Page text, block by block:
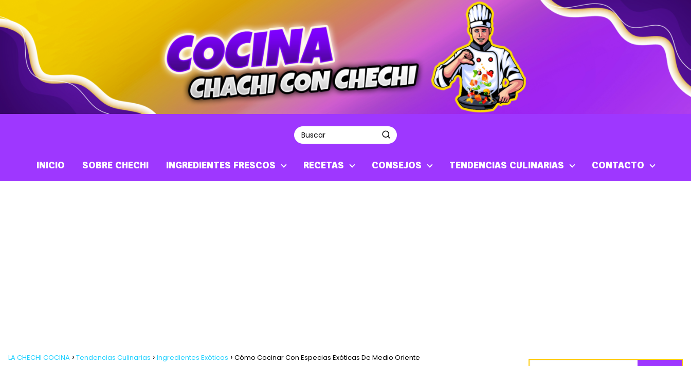
INICIO SOBRE CHECHI INGREDIENTES FRESCOS RECETAS CONSEJOS TENDENCIAS CULINARIAS CONTACTO
LA CHECHI COCINA Tendencias Culinarias Ingredientes Exóticos Cómo Cocinar Con Especias Exóticas De Medio Oriente